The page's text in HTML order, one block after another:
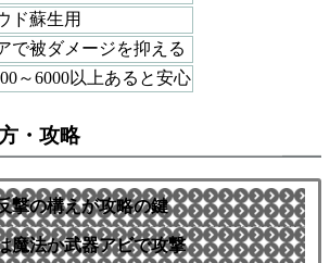
ド蘇生用
で被ダメージを抑える
～6000以上あると安心
・攻略
撃の構えが攻略の鍵
魔法か武器アビで攻撃